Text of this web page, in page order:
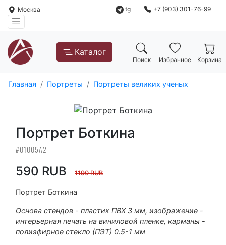
Москва tg +7 (903) 301-76-99
Каталог
Поиск Избранное Корзина
Главная Портреты Портреты великих ученых
Портрет Боткина
#01005А2
590 RUB 1190 RUB
Портрет Боткина
Основа стендов - пластик ПВХ 3 мм, изображение -
интерьерная печать на виниловой пленке, карманы -
полиэфирное стекло (ПЭТ) 0.5-1 мм